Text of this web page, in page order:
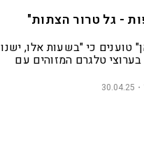
- גל טרור הצתות"
טוענים כי "בשעות אלו, ישנו
טלגרם המזוהים עם
סגר מיידי על שטחי
הצתות לאומני''
30.04.25